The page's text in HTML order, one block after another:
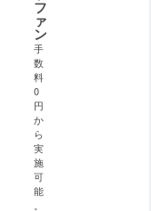
フ
ァ
ン
手
数
料
0
円
か
ら
実
施
可
能